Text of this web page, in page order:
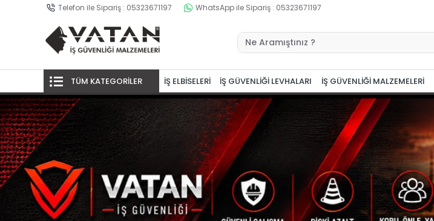
Telefon ile Sipariş : 05323671197 WhatsApp ile Sipariş : 05323671197
TÜM KATEGORİLER İŞ ELBİSELERİ İŞ GÜVENLİĞİ LEVHALARI İŞ GÜVENLİĞİ MALZEMELERİ